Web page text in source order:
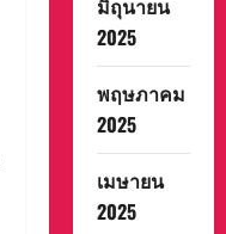
มิถุนายน
2025
พฤษภาคม
2025
เมษายน
2025